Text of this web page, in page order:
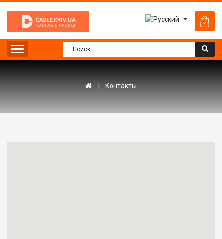
Контакты